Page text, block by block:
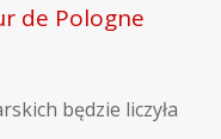
de Pologne
będzie liczyła